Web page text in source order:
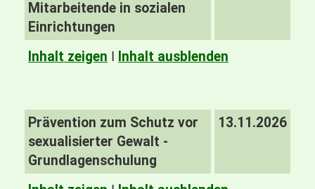
Mitarbeitende in sozialen
Einrichtungen
Inhalt zeigen I Inhalt ausblenden
Prävention zum Schutz vor
sexualisierter Gewalt -
Grundlagenschulung
13.11.2026